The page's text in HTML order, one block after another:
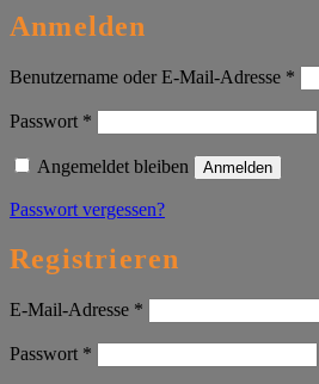
Anmelden
Benutzername oder E-Mail-Adresse *
Passwort *
Angemeldet bleiben Anmelden
Passwort vergessen?
Registrieren
E-Mail-Adresse *
Passwort *